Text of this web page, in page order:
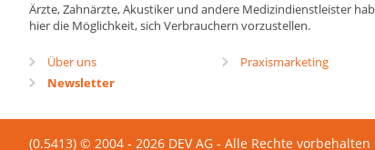
Ärzte, Zahnärzte, Akustiker und andere Medizindienstleister
hier die Möglichkeit, sich Verbrauchern vorzustellen.
Über uns
Newsletter
Praxismarketing
(0.5413) © 2004 - 2026 DEV AG - Alle Rechte vorbehalten